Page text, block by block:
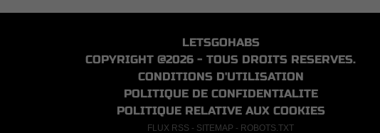
LETSGOHABS
COPYRIGHT @2026 - TOUS DROITS RESERVES.
CONDITIONS D'UTILISATION
POLITIQUE DE CONFIDENTIALITE
POLITIQUE RELATIVE AUX COOKIES
FLUX RSS - SITEMAP - ROBOTS.TXT